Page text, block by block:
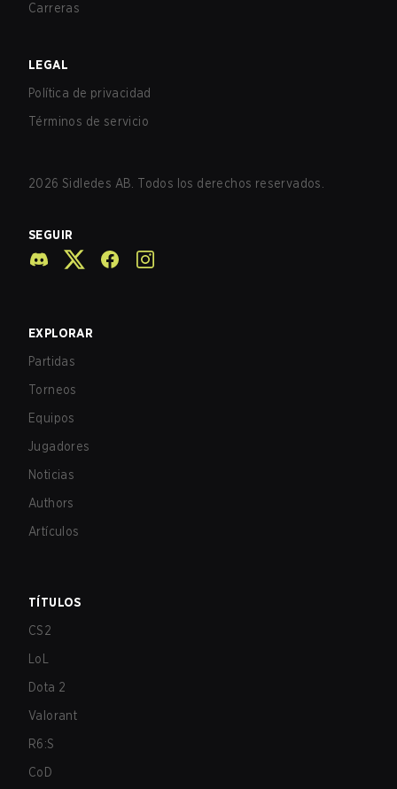
Carreras
LEGAL
Política de privacidad
Términos de servicio
2026 Sidledes AB. Todos los derechos reservados.
SEGUIR
EXPLORAR
Partidas
Torneos
Equipos
Jugadores
Noticias
Authors
Artículos
TÍTULOS
CS2
LoL
Dota 2
Valorant
R6:S
CoD